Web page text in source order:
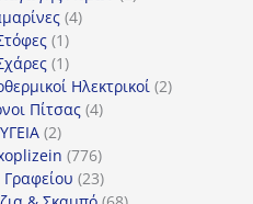
44
11
προϊόν
11
προϊόν
Ηλεκτρικοί 22
Πίτσας 44
22
προϊόντα
776776
προϊόντα
2323